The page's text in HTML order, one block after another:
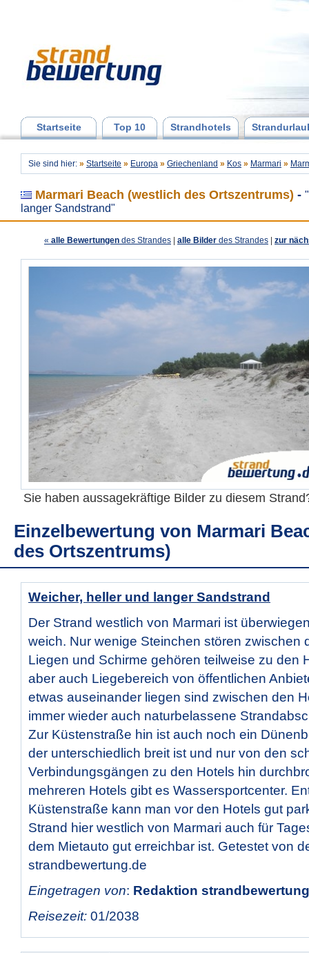
Startseite Top 10 Strandhotels
Sie sind hier: » Startseite » Europa » Griechenland » Kos » Marmari »
Marmari Beach (westlich des Ortszentrums) -
langer Sandstrand"
« alle Bewertungen des Strandes alle Bilder des Strandes zur
Sie haben aussagekräftige Bilder zu diesem
Einzelbewertung von Marmari
des Ortszentrums)
Weicher, heller und langer Sandstrand
Der Strand westlich von Marmari ist
weich. Nur wenige Steinchen stören zwischen
Liegen und Schirme gehören teilweise zu den
aber auch Liegebereich von öffentlichen
etwas auseinander liegen sind zwischen den
immer wieder auch naturbelassene
Zur Küstenstraße hin ist auch noch ein
der unterschiedlich breit ist und nur von den
Verbindungsgängen zu den Hotels hin
mehreren Hotels gibt es Wassersportcenter.
Küstenstraße kann man vor den Hotels gut
Strand hier westlich von Marmari auch für
dem Mietauto gut erreichbar ist. Getestet von
strandbewertung.de
Eingetragen von: Redaktion
Reisezeit: 01/2038